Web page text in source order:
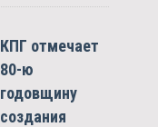
КПГ отмечает
80-ю
годовщину
создания